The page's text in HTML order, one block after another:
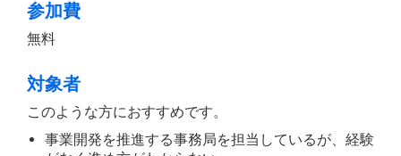
参加費
無料
対象者
このような方におすすめです。
事業開発を推進する事務局を担当しているが、経験